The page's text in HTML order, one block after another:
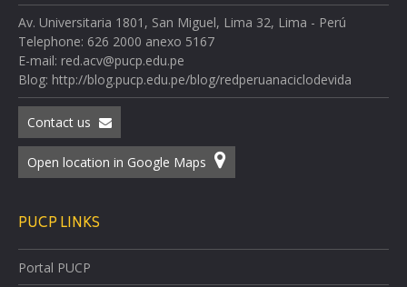
Av. Universitaria 1801, San Miguel, Lima 32, Lima - Perú
Telephone: 626 2000 anexo 5167
E-mail: red.acv@pucp.edu.pe
Blog: http://blog.pucp.edu.pe/blog/redperuanaciclodevida
Contact us
Open location in Google Maps
PUCP LINKS
Portal PUCP